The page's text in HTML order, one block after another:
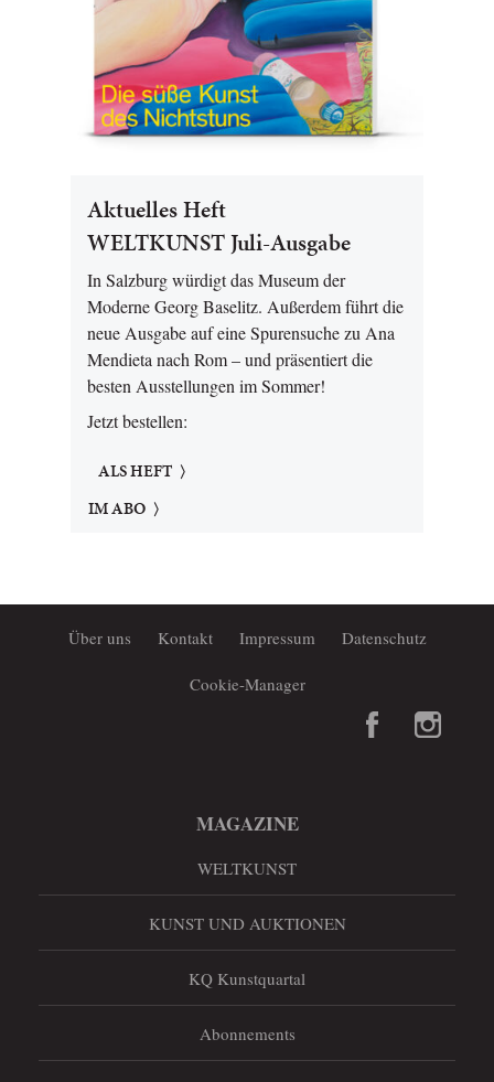
Aktuelles Heft
WELTKUNST Juli-Ausgabe
In Salzburg würdigt das Museum der
Moderne Georg Baselitz. Außerdem führt die
neue Ausgabe auf eine Spurensuche zu Ana
Mendieta nach Rom – und präsentiert die
besten Ausstellungen im Sommer!
Jetzt bestellen:
ALS HEFT
IM ABO
Über uns Kontakt Impressum Datenschutz
Cookie-Manager
MAGAZINE
WELTKUNST
KUNST UND AUKTIONEN
KQ Kunstquartal
Abonnements